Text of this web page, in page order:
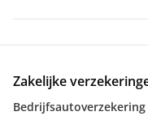
Zakelijke
Bedrijfsautoverzekering